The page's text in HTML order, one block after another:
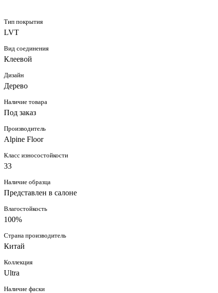
Тип покрытия
LVT
Вид соединения
Клеевой
Дизайн
Дерево
Наличие товара
Под заказ
Производитель
Alpine Floor
Класс износостойкости
33
Наличие образца
Представлен в салоне
Влагостойкость
100%
Страна производитель
Китай
Коллекция
Ultra
Наличие фаски